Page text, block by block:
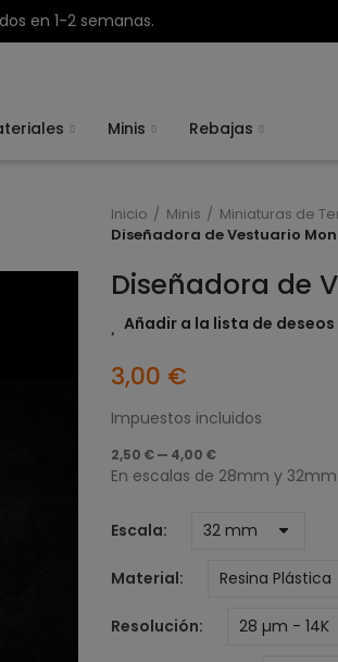
en 1-2 semanas.
Minis Rebajas
Inicio Minis
Miniaturas de
Diseñadora de Vestuario
Diseñadora de
Añadir a la lista de deseos
3,00 €
Impuestos incluidos
2,50 € — 4,00 €
En escalas de 28mm y
Escala
Material
Resolución